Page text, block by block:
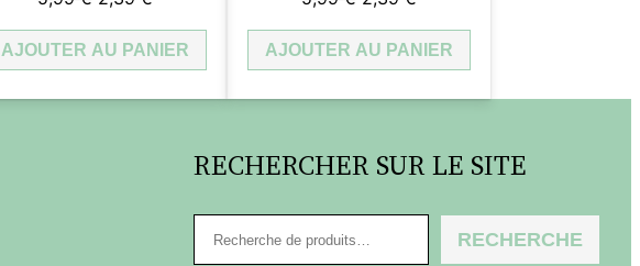
prix
initial
5,99 €.
prix
actuel
2,39 €.
AJOUTER AU PANIER
prix
initial
5,99 €.
prix
actuel
2,39 €.
AJOUTER AU PANIER
RECHERCHER SUR LE SITE
e
RECHERCHE